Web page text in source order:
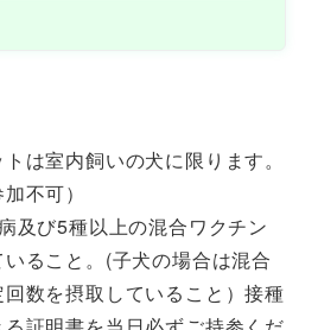
は室内飼いの犬に限ります。
不可）
及び5種以上の混合ワクチン
ること。(子犬の場合は混合
数を摂取していること）接種